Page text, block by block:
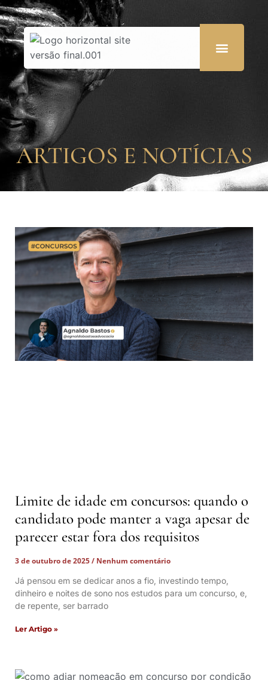
ARTIGOS E NOTÍCIAS
Limite de idade em concursos: quando o
candidato pode manter a vaga apesar de
parecer estar fora dos requisitos
3 de outubro de 2025
Nenhum comentário
Já pensou em se dedicar anos a fio, investindo tempo,
dinheiro e noites de sono nos estudos para um concurso, e,
de repente, ser barrado
Ler Artigo »